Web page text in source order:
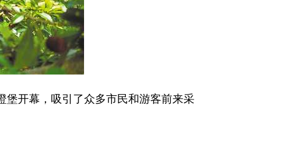
开幕，吸引了众多市民和游客前来采